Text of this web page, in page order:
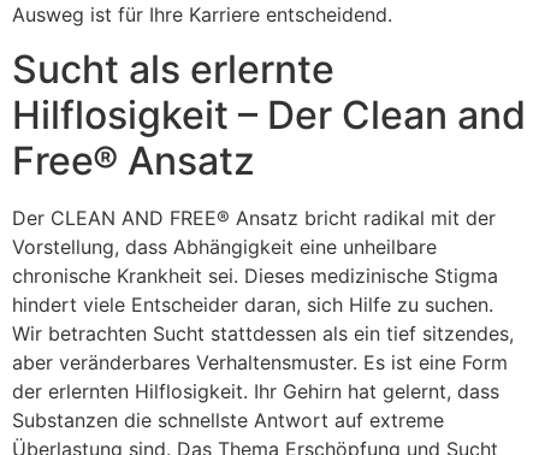
Ausweg ist für Ihre Karriere entscheidend.
Sucht als erlernte
Hilflosigkeit – Der Clean and
Free® Ansatz
Der CLEAN AND FREE® Ansatz bricht radikal mit der
Vorstellung, dass Abhängigkeit eine unheilbare
chronische Krankheit sei. Dieses medizinische Stigma
hindert viele Entscheider daran, sich Hilfe zu suchen.
Wir betrachten Sucht stattdessen als ein tief sitzendes,
aber veränderbares Verhaltensmuster. Es ist eine Form
der erlernten Hilflosigkeit. Ihr Gehirn hat gelernt, dass
Substanzen die schnellste Antwort auf extreme
Überlastung sind. Das Thema Erschöpfung und Sucht